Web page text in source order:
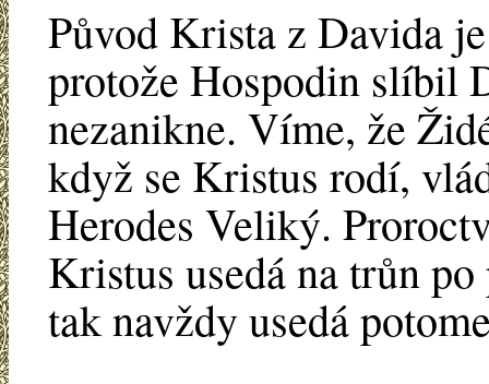
Původ Krista z Davida
protože Hospodin slíbil
nezanikne. Víme, že
když se Kristus rodí,
Herodes Veliký.
Kristus usedá na trůn
tak navždy usedá